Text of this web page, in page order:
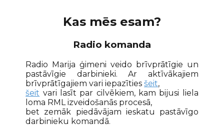
Kas mēs esam?
Radio komanda
Radio Marija ģimeni veido brīvprātīgie un
pastāvīgie darbinieki. Ar aktīvākajiem
brīvprātīgajiem vari iepazītiesšeit,
šeit vari lasīt par cilvēkiem, kam bijusi liela
loma RML izveidošanās procesā,
bet zemāk piedāvājam ieskatu pastāvīgo
darbinieku komandā.